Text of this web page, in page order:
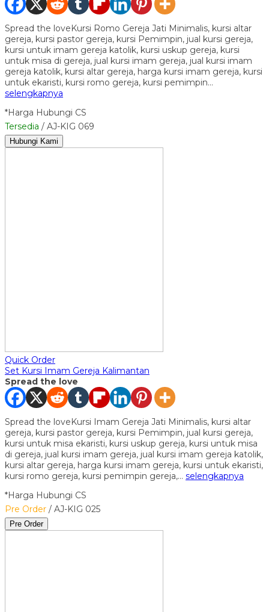
Spread the loveKursi Romo Gereja Jati Minimalis, kursi altar
gereja, kursi pastor gereja, kursi Pemimpin, jual kursi gereja,
kursi untuk imam gereja katolik, kursi uskup gereja, kursi
untuk misa di gereja, jual kursi imam gereja, jual kursi imam
gereja katolik, kursi altar gereja, harga kursi imam gereja, kursi
untuk ekaristi, kursi romo gereja, kursi pemimpin…
selengkapnya
*Harga Hubungi CS
Tersedia / AJ-KIG 069
Hubungi Kami
Quick Order
Set Kursi Imam Gereja Kalimantan
Spread the love
Spread the loveKursi Imam Gereja Jati Minimalis, kursi altar
gereja, kursi pastor gereja, kursi Pemimpin, jual kursi gereja,
kursi untuk misa ekaristi, kursi uskup gereja, kursi untuk misa
di gereja, jual kursi imam gereja, jual kursi imam gereja katolik,
kursi altar gereja, harga kursi imam gereja, kursi untuk ekaristi,
kursi romo gereja, kursi pemimpin gereja,… selengkapnya
*Harga Hubungi CS
Pre Order / AJ-KIG 025
Pre Order